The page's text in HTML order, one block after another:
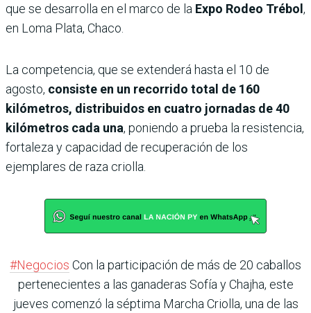
que se desarrolla en el marco de la Expo Rodeo Trébol,
en Loma Plata, Chaco.
La competencia, que se extenderá hasta el 10 de
agosto, consiste en un recorrido total de 160
kilómetros, distribuidos en cuatro jornadas de 40
kilómetros cada una, poniendo a prueba la resistencia,
fortaleza y capacidad de recuperación de los
ejemplares de raza criolla.
#Negocios Con la participación de más de 20 caballos
pertenecientes a las ganaderas Sofía y Chajha, este
jueves comenzó la séptima Marcha Criolla, una de las